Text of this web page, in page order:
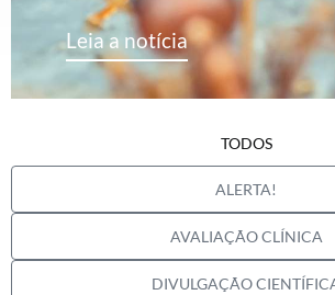
Leia a notícia
ALERTA!
AVALIAÇÃO CLÍNICA
DIVULGAÇÃO
TODOS